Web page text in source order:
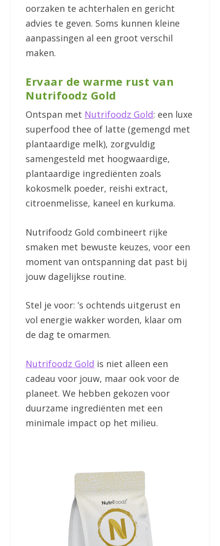
oorzaken te achterhalen en gericht
advies te geven. Soms kunnen kleine
aanpassingen al een groot verschil
maken.
Ervaar de warme rust van
Nutrifoodz Gold
Ontspan met Nutrifoodz Gold: een luxe
superfood thee of latte (gemengd met
plantaardige melk), zorgvuldig
samengesteld met hoogwaardige,
plantaardige ingrediënten zoals
kokosmelk poeder, reishi extract,
citroenmelisse, kaneel en kurkuma.
Nutrifoodz Gold combineert rijke
smaken met bewuste keuzes, voor een
moment van ontspanning dat past bij
jouw dagelijkse routine.
Stel je voor: ’s ochtends uitgerust en
vol energie wakker worden, klaar om
de dag te omarmen.
Nutrifoodz Gold is niet alleen een
cadeau voor jouw, maar ook voor de
planeet. We hebben gekozen voor
duurzame ingrediënten met een
minimale impact op het milieu.